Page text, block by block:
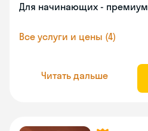
Для начинающих - премиум
Все услуги и цены (4)
Читать дальше